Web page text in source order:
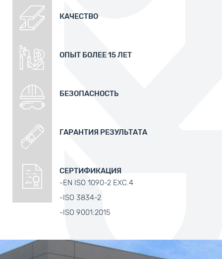
КАЧЕСТВО
ОПЫТ БОЛЕЕ 15 ЛЕТ
БЕЗОПАСНОСТЬ
ГАРАНТИЯ РЕЗУЛЬТАТА
СЕРТИФИКАЦИЯ
-EN ISO 1090-2 EXC.4
-ISO 3834-2
-ISO 9001:2015